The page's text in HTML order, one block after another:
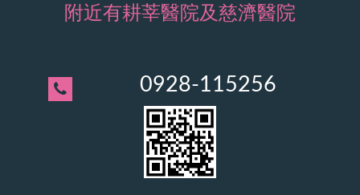
附近有耕莘醫院及慈濟醫院
0928-115256